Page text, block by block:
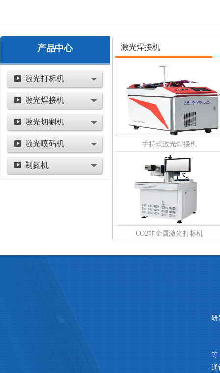
产品中心
激光打标机
激光焊接机
激光切割机
激光喷码机
制氮机
激光焊接机
手持式激光焊接机
CO2非金属激光打标机
研
等
通